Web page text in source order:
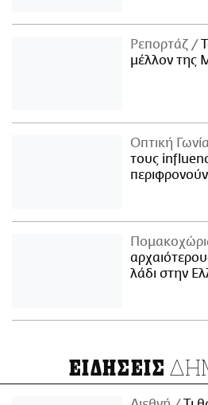
Ρεπορτάζ
μέλλον της
Οπτική Γωνία
τους
λάδι στην
ΕΙΔΗΣΕΙΣ